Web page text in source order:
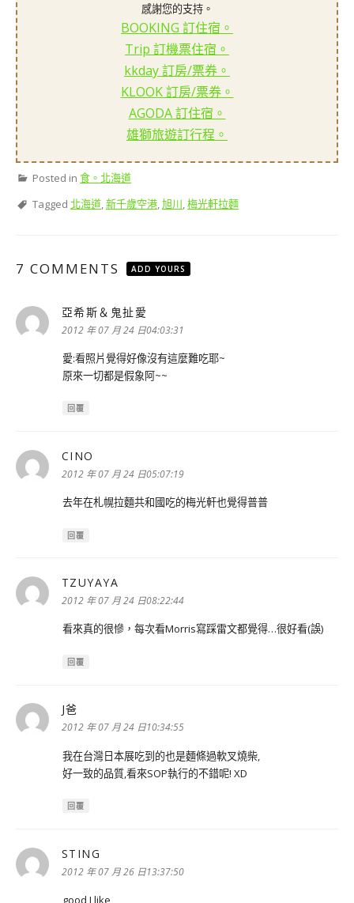
感謝您的支持。
BOOKING 訂住宿。
Trip 訂機票住宿。
kkday 訂房/票券。
KLOOK 訂房/票券。
AGODA 訂住宿。
雄獅旅遊訂行程。
Posted in 食。北海道
Tagged 北海道,新千歲空港,旭川,梅光軒拉麵
7 COMMENTS ADD YOURS
亞希斯＆鬼扯愛
示:
2012 年 07 月 24 日04:03:31
愛:看照片覺得好像沒有這麼難吃耶~
原來一切都是假象阿~~
回覆
CINO
示:
2012 年 07 月 24 日05:07:19
去年在札幌拉麵共和國吃的梅光軒也覺得普普
回覆
TZUYAYA
示:
2012 年 07 月 24 日08:22:44
看來真的很慘，每次看Morris寫踩雷文都覺得…很好看(誤)
回覆
J爸
示:
2012 年 07 月 24 日10:34:55
我在台灣日本展吃到的也是麵條過軟叉燒柴,
好一致的品質,看來SOP執行的不錯呢! XD
回覆
STING
示:
2012 年 07 月 26 日13:37:50
good I like